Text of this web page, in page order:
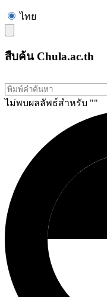
ไทย
สืบค้น Chula.ac.th
ไม่พบผลลัพธ์สำหรับ ""